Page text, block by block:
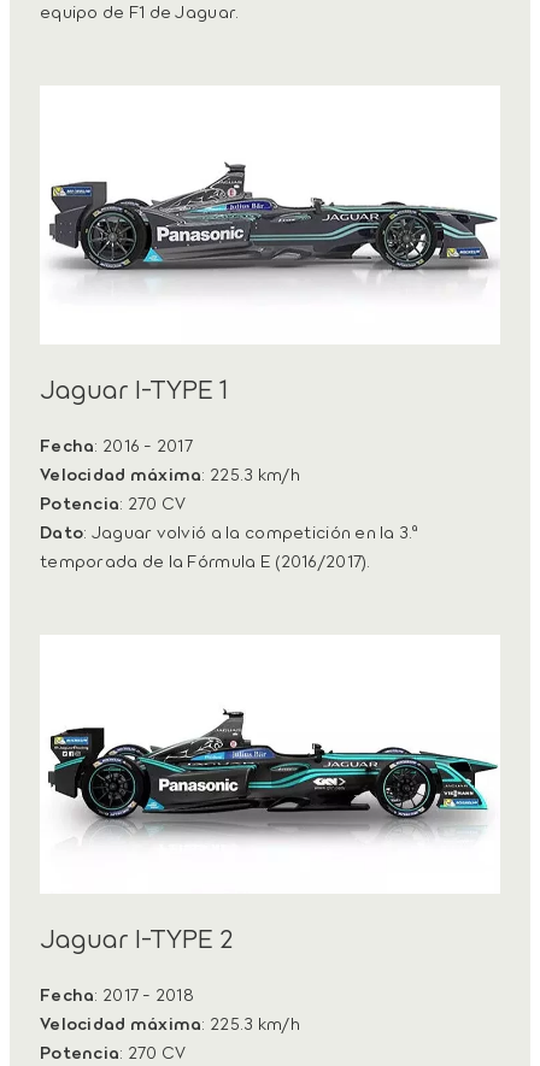
equipo de F1 de Jaguar.
Jaguar I-TYPE 1
Fecha: 2016 - 2017
Velocidad máxima: 225.3 km/h
Potencia: 270 CV
Dato: Jaguar volvió a la competición en la 3.ª
temporada de la Fórmula E (2016/2017).
Jaguar I-TYPE 2
Fecha: 2017 - 2018
Velocidad máxima: 225.3 km/h
Potencia: 270 CV